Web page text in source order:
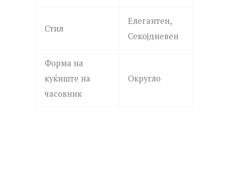
Стил
Елегантен,
Секојдневен
Форма на
куќиште на
часовник
Округло